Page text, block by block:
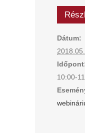
Dátum:
10:00-